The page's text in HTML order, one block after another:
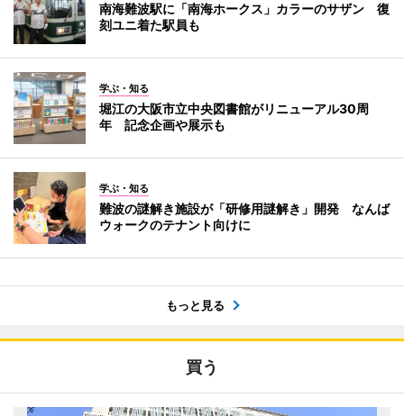
南海難波駅に「南海ホークス」カラーのサザン 復
刻ユニ着た駅員も
学ぶ・知る
堀江の大阪市立中央図書館がリニューアル30周
年 記念企画や展示も
学ぶ・知る
難波の謎解き施設が「研修用謎解き」開発 なんば
ウォークのテナント向けに
もっと見る
買う